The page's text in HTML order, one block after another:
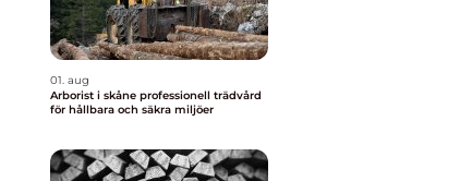
01. aug
Arborist i skåne professionell trädvård
för hållbara och säkra miljöer